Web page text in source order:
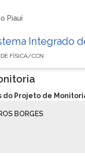
Piauí
Integrado
FÍSICA/CCN
do Projeto de
BORGES